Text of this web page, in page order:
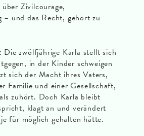
Zivilcourage,
– und das Recht, gehört zu
zwölfjährige Karla stellt sich
in der Kinder schweigen
sich der Macht ihres Vaters,
Familie und einer Gesellschaft,
zuhört. Doch Karla bleibt
klagt an und verändert
für möglich gehalten hätte.